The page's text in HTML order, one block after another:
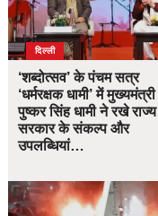
दिल्ली
‘शब्दोत्सव’ के पंचम सत्र
‘धर्मरक्षक धामी’ में मुख्यमंत्री
पुष्कर सिंह धामी ने रखे राज्य
सरकार के संकल्प और
उपलब्धियां…